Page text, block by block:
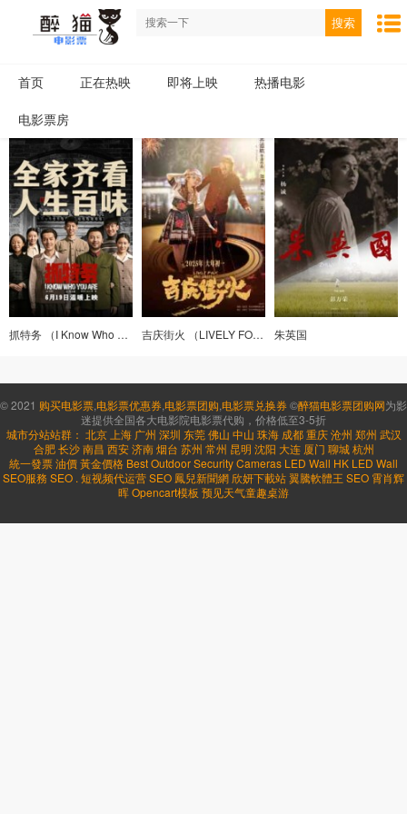
搜索
首页 正在热映 即将上映 热播电影
电影票房
抓特务 （I Know Who You Are） 吉庆街火 （LIVELY FOLK ART SREET） 朱英国
© 2021 购买电影票 电影票优惠券 电影票团购 电影票兑换券©醉猫电影票团购网为影
迷提供全国各大电影院电影票代购，价格低至3-5折
城市分站站群： 北京 上海 广州 深圳 东莞 佛山 中山 珠海 成都 重庆 沧州 郑州 武汉
合肥 长沙 南昌 西安 济南 烟台 苏州 常州 昆明 沈阳 大连 厦门 聊城 杭州
統一發票油價黃金價格 Best Outdoor Security Cameras LED Wall HK LED Wall
SEO服務 SEO . 短视频代运营SEO 鳳兒新聞網 欣妍下載站翼騰軟體王 SEO 霄肖辉
晖Opencart模板 预见天气童趣桌游